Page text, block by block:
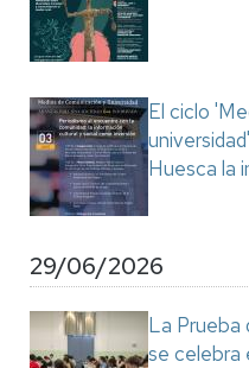
El ciclo
Huesca la
29/06/2026
La Prueba
se celebra